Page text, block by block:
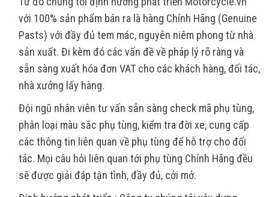
với 100% sản phẩm bán ra là hàng Chính Hãng (Genuine
Pasts) với đầy đủ tem mác, nguyên niêm phong từ nhà
sản xuất. Đi kèm đó các vấn đề về pháp lý rõ ràng và
sẵn sàng xuất hóa đơn VAT cho các khách hàng, đối tác,
nhà xưởng lấy hàng.
Đội ngũ nhân viên tư vấn sẵn sàng check mã phụ tùng,
phân loại màu sắc phụ tùng, kiểm tra đời xe, cung cấp
các thông tin liên quan về phụ tùng để hỗ trợ cho đối
tác. Mọi câu hỏi liên quan tới phụ tùng Chính Hãng đều
sẽ được giải đáp tận tình, đầy đủ, cởi mở.